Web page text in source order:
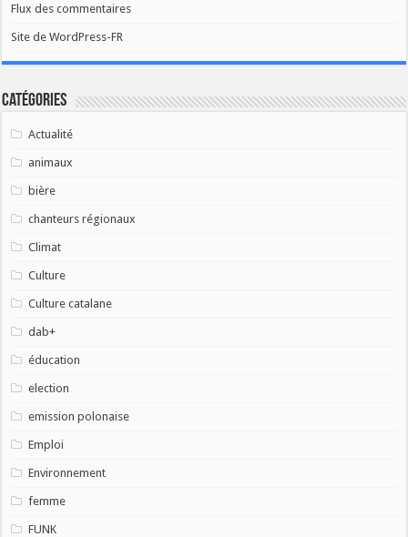
Flux des commentaires
Site de WordPress-FR
Catégories
Actualité
animaux
bière
chanteurs régionaux
Climat
Culture
Culture catalane
dab+
éducation
election
emission polonaise
Emploi
Environnement
femme
FUNK